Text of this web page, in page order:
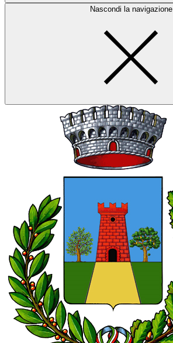
Nascondi la navigazione